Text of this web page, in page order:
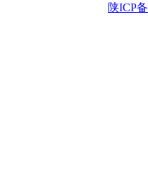
陕ICP